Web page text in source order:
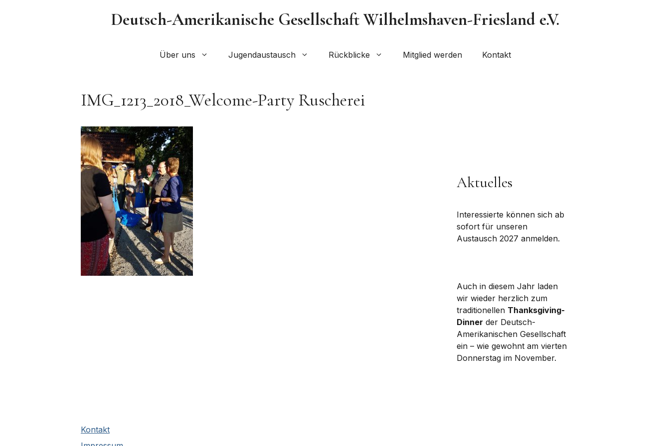
Deutsch-Amerikanische Gesellschaft Wilhelmshaven-Friesland e.V.
Über uns Jugendaustausch Rückblicke Mitglied werden Kontakt
IMG_1213_2018_Welcome-Party Ruscherei
Aktuelles
Interessierte können sich ab
sofort für unseren
Austausch 2027 anmelden.
Auch in diesem Jahr laden
wir wieder herzlich zum
traditionellen Thanksgiving-
Dinner der Deutsch-
Amerikanischen Gesellschaft
ein – wie gewohnt am vierten
Donnerstag im November.
Kontakt